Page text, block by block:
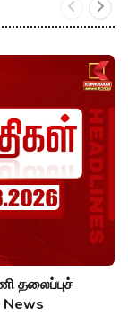
தலைப்புச்
News